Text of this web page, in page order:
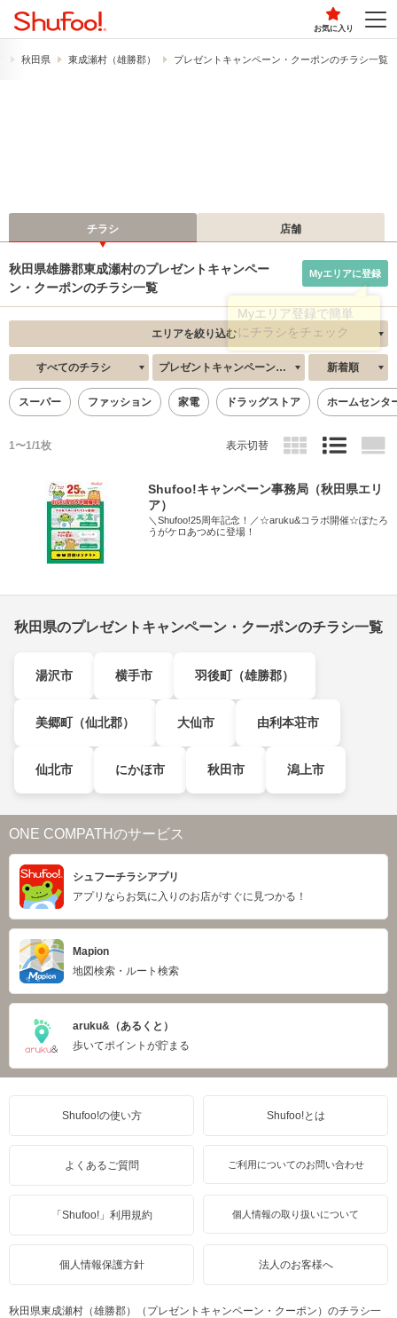
お気に入り
秋田県 東成瀬村（雄勝郡） プレゼントキャンペーン・クーポンのチラシ一覧
チラシ 店舗
秋田県雄勝郡東成瀬村のプレゼントキャンペー
ン・クーポンのチラシ一覧
Myエリアに登録
エリアを絞り込む
すべてのチラシ プレゼントキャンペーン・クーポン 新着順
スーパー ファッション 家電 ドラッグストア ホームセンタ
1〜1/1枚 表示切替
Shufoo!キャンペーン事務局（秋田県エリ
ア）
＼Shufoo!25周年記念！／☆aruku&コラボ開催☆ぽたろ
うがケロあつめに登場！
秋田県のプレゼントキャンペーン・クーポンのチラシ一覧
湯沢市 横手市 羽後町（雄勝郡）
美郷町（仙北郡） 大仙市 由利本荘市
仙北市 にかほ市 秋田市 潟上市
ONE COMPATHのサービス
シュフーチラシアプリ
アプリならお気に入りのお店がすぐに見つかる！
Mapion
地図検索・ルート検索
aruku&（あるくと）
歩いてポイントが貯まる
Shufoo!の使い方 Shufoo!とは
よくあるご質問 ご利用についてのお問い合わせ
「Shufoo!」利用規約 個人情報の取り扱いについて
個人情報保護方針 法人のお客様へ
秋田県東成瀬村（雄勝郡）（プレゼントキャンペーン・クーポン）のチラシ一